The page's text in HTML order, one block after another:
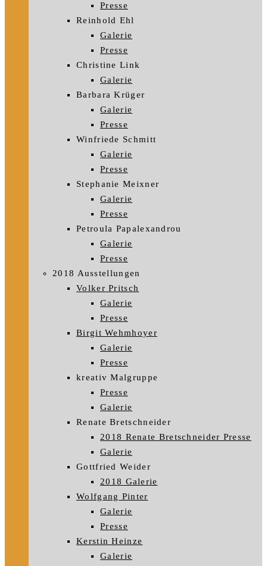
Presse
Reinhold Ehl
Galerie
Presse
Christine Link
Galerie
Barbara Krüger
Galerie
Presse
Winfriede Schmitt
Galerie
Presse
Stephanie Meixner
Galerie
Presse
Petroula Papalexandrou
Galerie
Presse
2018 Ausstellungen
Volker Pritsch
Galerie
Presse
Birgit Wehmhoyer
Galerie
Presse
kreativ Malgruppe
Presse
Galerie
Renate Bretschneider
2018 Renate Bretschneider Presse
Galerie
Gottfried Weider
2018 Galerie
Wolfgang Pinter
Galerie
Presse
Kerstin Heinze
Galerie